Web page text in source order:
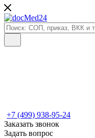
+7 (499) 938-95-24
Заказать звонок
Задать вопрос